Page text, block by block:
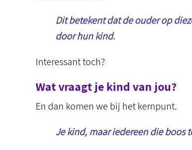
Dit betekent dat de ouder op
door hun kind.
Interessant toch?
Wat vraagt je kind van jou?
En dan komen we bij het kernpunt.
Je kind, maar iedereen die boos